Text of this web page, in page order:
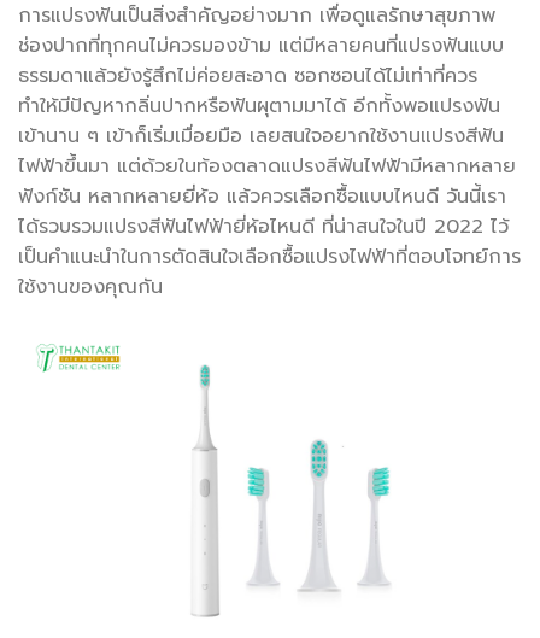
การแปรงฟันเป็นสิ่งสำคัญอย่างมาก เพื่อดูแลรักษาสุขภาพ
ช่องปากที่ทุกคนไม่ควรมองข้าม แต่มีหลายคนที่แปรงฟันแบบ
ธรรมดาแล้วยังรู้สึกไม่ค่อยสะอาด ซอกซอนได้ไม่เท่าที่ควร
ทำให้มีปัญหากลิ่นปากหรือฟันผุตามมาได้ อีกทั้งพอแปรงฟัน
เข้านาน ๆ เข้าก็เริ่มเมื่อยมือ เลยสนใจอยากใช้งานแปรงสีฟัน
ไฟฟ้าขึ้นมา แต่ด้วยในท้องตลาดแปรงสีฟันไฟฟ้ามีหลากหลาย
ฟังก์ชัน หลากหลายยี่ห้อ แล้วควรเลือกซื้อแบบไหนดี วันนี้เรา
ได้รวบรวมแปรงสีฟันไฟฟ้ายี่ห้อไหนดี ที่น่าสนใจในปี 2022 ไว้
เป็นคำแนะนำในการตัดสินใจเลือกซื้อแปรงไฟฟ้าที่ตอบโจทย์การ
ใช้งานของคุณกัน